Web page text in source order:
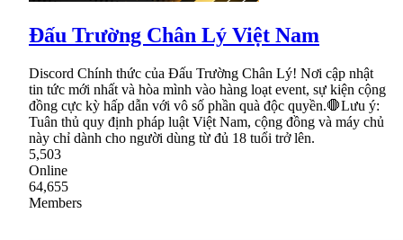
Đấu Trường Chân Lý Việt Nam
Discord Chính thức của Đấu Trường Chân Lý! Nơi cập nhật
tin tức mới nhất và hòa mình vào hàng loạt event, sự kiện cộng
đồng cực kỳ hấp dẫn với vô số phần quà độc quyền.🛑Lưu ý:
Tuân thủ quy định pháp luật Việt Nam, cộng đồng và máy chủ
này chỉ dành cho người dùng từ đủ 18 tuổi trở lên.
5,503
Online
64,655
Members